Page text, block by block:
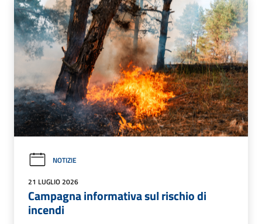
NOTIZIE
21 LUGLIO 2026
Campagna informativa sul rischio di
incendi